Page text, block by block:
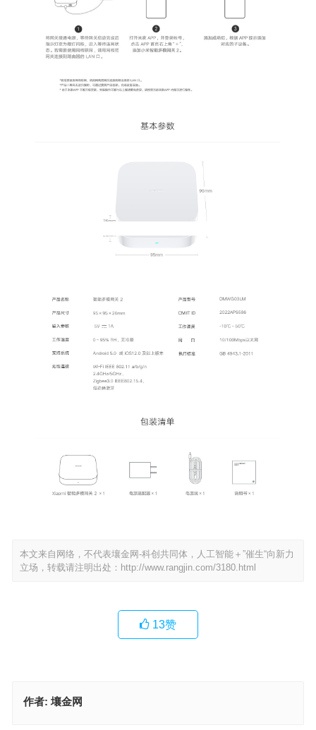
本文来自网络，不代表壤金网-科创共同体，人工智能＋”催生“向新力
立场，转载请注明出处： http://www.rangjin.com/3180.html
13赞
作者: 壤金网